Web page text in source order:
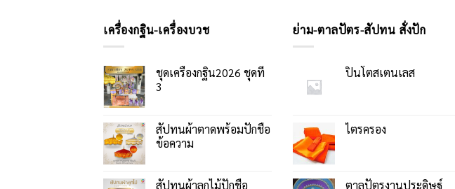
เครื่องกฐิน-เครื่องบวช
ชุดเครื่องกฐิน2026 ชุดที่
3
สัปทนผ้าตาดพร้อมปักชื่อ
ข้อความ
สัปทนผ้าลูกไม้ปักชื่อ
ย่าม-ตาลปัตร-สัปทน สั่งปัก
ปิ่นโตสเตนเลส
ไตรครอง
ตาลปัตรงานประดิษฐ์